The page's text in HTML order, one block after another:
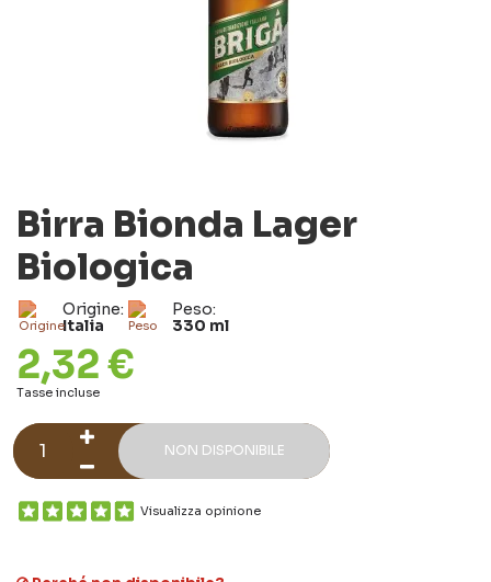
Birra Bionda Lager
Biologica
Origine:
Italia
Peso:
330 ml
2,32 €
Tasse incluse
NON DISPONIBILE
Visualizza opinione